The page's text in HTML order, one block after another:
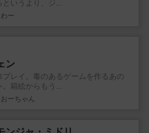
いうより、ジ...
ー
ン
プレイ。毒のあるゲームを作るあの
。箱絵からもう...
ーちゃん